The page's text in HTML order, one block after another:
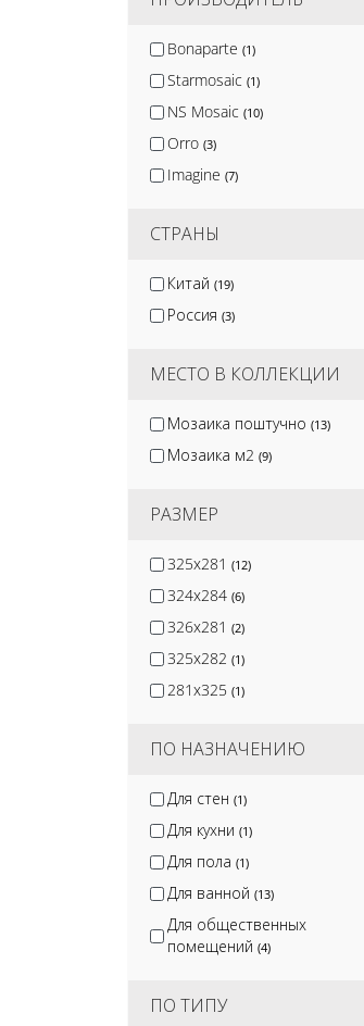
Bonaparte (1)
Starmosaic (1)
NS Mosaic (10)
Orro (3)
Imagine (7)
СТРАНЫ
Китай (19)
Россия (3)
МЕСТО В КОЛЛЕКЦИИ
Мозаика поштучно (13)
Мозаика м2 (9)
РАЗМЕР
325x281 (12)
324x284 (6)
326x281 (2)
325x282 (1)
281x325 (1)
ПО НАЗНАЧЕНИЮ
Для стен (1)
Для кухни (1)
Для пола (1)
Для ванной (13)
Для общественных
помещений (4)
ПО ТИПУ